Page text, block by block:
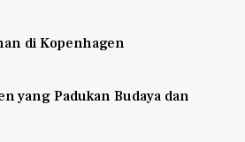
di Kopenhagen
yang Padukan Budaya dan